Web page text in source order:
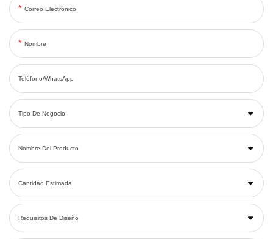
Correo Electrónico
Nombre
Teléfono/WhatsApp
Tipo De Negocio
Nombre Del Producto
Cantidad Estimada
Requisitos De Diseño